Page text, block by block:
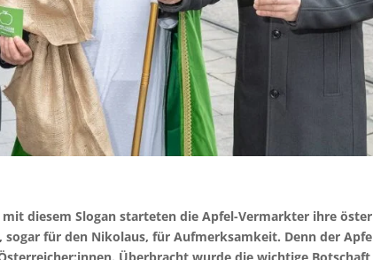
mit diesem Slogan starteten die Apfel-Vermarkter ihre
für den Nikolaus, für Aufmerksamkeit. Denn der